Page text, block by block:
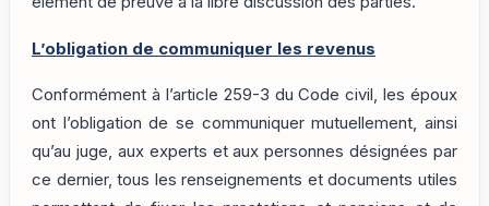
L’obligation de communiquer les revenus
Conformément à l’article 259-3 du Code civil, les époux
ont l’obligation de se communiquer mutuellement, ainsi
qu’au juge, aux experts et aux personnes désignées par
ce dernier, tous les renseignements et documents utiles